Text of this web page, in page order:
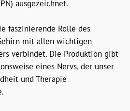
ausgezeichnet.
faszinierende Rolle des
mit allen wichtigen
verbindet. Die Produktion gibt
eines Nervs, der unser
und Therapie